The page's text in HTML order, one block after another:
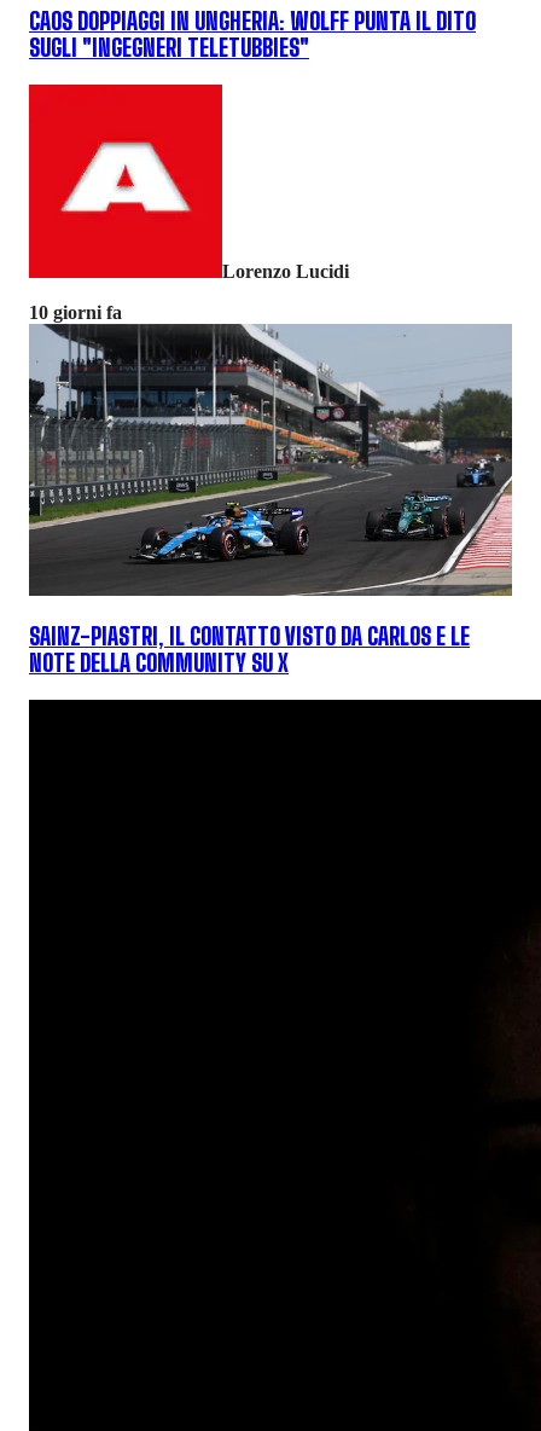
CAOS DOPPIAGGI IN UNGHERIA: WOLFF PUNTA IL DITO
SUGLI "INGEGNERI TELETUBBIES"
Lorenzo Lucidi
10 giorni fa
SAINZ-PIASTRI, IL CONTATTO VISTO DA CARLOS E LE
NOTE DELLA COMMUNITY SU X